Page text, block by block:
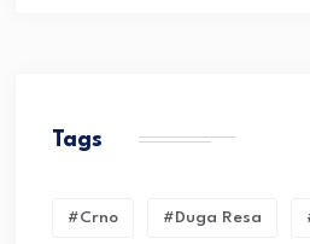
Tags
#crno #duga Resa